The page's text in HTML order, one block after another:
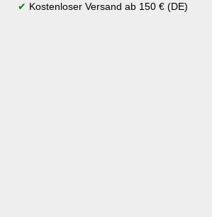
✔ Kostenloser Versand ab 150 € (DE)